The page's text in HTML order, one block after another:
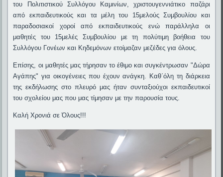
του Πολιτιστικού Συλλόγου Καμινίων, χριστουγεννιάτικο παζάρι
από εκπαιδευτικούς και τα μέλη του 15μελούς Συμβουλίου και
παραδοσιακοί χοροί από εκπαιδευτικούς ενώ παράλληλα οι
μαθητές του 15μελές Συμβουλίου με τη πολύτιμη βοήθεια του
Συλλόγου Γονέων και Κηδεμόνων ετοίμαζαν μεζέδες για όλους.
Επίσης, οι μαθητές μας τήρησαν το έθιμο και συγκέντρωσαν "Δώρα
Αγάπης" για οικογένειες που έχουν ανάγκη. Καθ΄όλη τη διάρκεια
της εκδήλωσης στο πλευρό μας ήταν συνταξιούχοι εκπαιδευτικοί
του σχολείου μας που μας τίμησαν με την παρουσία τους.
Καλή Χρονιά σε Όλους!!!